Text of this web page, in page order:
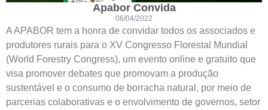
Apabor Convida
06/04/2022
A APABOR tem a honra de convidar todos os associados e
produtores rurais para o XV Congresso Florestal Mundial
(World Forestry Congress), um evento online e gratuito que
visa promover debates que promovam a produção
sustentável e o consumo de borracha natural, por meio de
parcerias colaborativas e o envolvimento de governos, setor